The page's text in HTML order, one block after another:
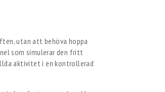
utan att behöva hoppa
som simulerar den fritt
aktivitet i en kontrollerad